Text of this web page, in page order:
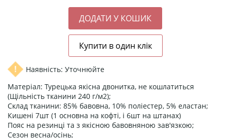
Наявність: Уточнюйте
Матеріал: Турецька якісна двонитка, не кошлатиться
(Щільність тканини 240 г/м2);
Склад тканини: 85% бавовна, 10% поліестер, 5% еластан;
Кишені 7шт (1 основна на кофті, і 6шт на штанах)
Пояс на резинці та з якісною бавовняною зав'язкою;
Сезон весна/осінь;